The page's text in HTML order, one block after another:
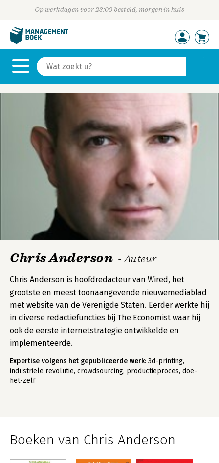
Op werkdagen voor 23:00 besteld, morgen in huis
Chris Anderson - Auteur
Chris Anderson is hoofdredacteur van Wired, het
grootste en meest toonaangevende nieuwemediablad
met website van de Verenigde Staten. Eerder werkte hij
in diverse redactiefuncties bij The Economist waar hij
ook de eerste internetstrategie ontwikkelde en
implementeerde.
Expertise volgens het gepubliceerde werk: 3d-printing,
industriële revolutie, crowdsourcing, productieproces, doe-
het-zelf
Boeken van Chris Anderson